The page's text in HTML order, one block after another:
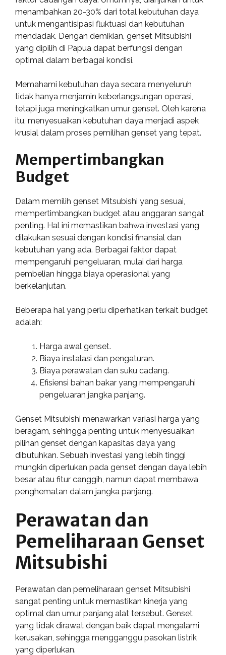
menambahkan 20-30% dari total kebutuhan daya
untuk mengantisipasi fluktuasi dan kebutuhan
mendadak. Dengan demikian, genset Mitsubishi
yang dipilih di Papua dapat berfungsi dengan
optimal dalam berbagai kondisi.
Memahami kebutuhan daya secara menyeluruh
tidak hanya menjamin keberlangsungan operasi,
tetapi juga meningkatkan umur genset. Oleh karena
itu, menyesuaikan kebutuhan daya menjadi aspek
krusial dalam proses pemilihan genset yang tepat.
Mempertimbangkan
Budget
Dalam memilih genset Mitsubishi yang sesuai,
mempertimbangkan budget atau anggaran sangat
penting. Hal ini memastikan bahwa investasi yang
dilakukan sesuai dengan kondisi finansial dan
kebutuhan yang ada. Berbagai faktor dapat
mempengaruhi pengeluaran, mulai dari harga
pembelian hingga biaya operasional yang
berkelanjutan.
Beberapa hal yang perlu diperhatikan terkait budget
adalah:
Harga awal genset.
Biaya instalasi dan pengaturan.
Biaya perawatan dan suku cadang.
Efisiensi bahan bakar yang mempengaruhi
pengeluaran jangka panjang.
Genset Mitsubishi menawarkan variasi harga yang
beragam, sehingga penting untuk menyesuaikan
pilihan genset dengan kapasitas daya yang
dibutuhkan. Sebuah investasi yang lebih tinggi
mungkin diperlukan pada genset dengan daya lebih
besar atau fitur canggih, namun dapat membawa
penghematan dalam jangka panjang.
Perawatan dan
Pemeliharaan Genset
Mitsubishi
Perawatan dan pemeliharaan genset Mitsubishi
sangat penting untuk memastikan kinerja yang
optimal dan umur panjang alat tersebut. Genset
yang tidak dirawat dengan baik dapat mengalami
kerusakan, sehingga mengganggu pasokan listrik
yang diperlukan.